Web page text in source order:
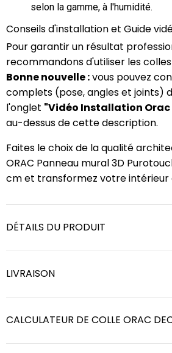
selon la gamme, à l'humidité.
Conseils d'installation et Guide
Pour garantir un résultat
recommandons d'utiliser les
Bonne nouvelle :vous pouvez
complets (pose, angles et joints)
l'onglet "Vidéo Installation Orac
au-dessus de cette description.
Faites le choix de la qualité
ORAC Panneau mural 3D
cm et transformez votre intérieur
DÉTAILS DU PRODUIT
LIVRAISON
CALCULATEUR DE COLLE ORAC